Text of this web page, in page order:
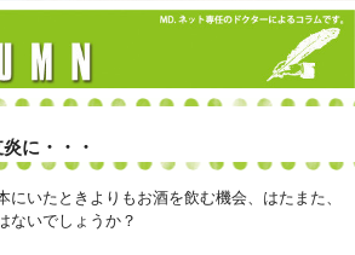
に・・・
にいたときよりもお酒を飲む機会、はたまた、
ないでしょうか？